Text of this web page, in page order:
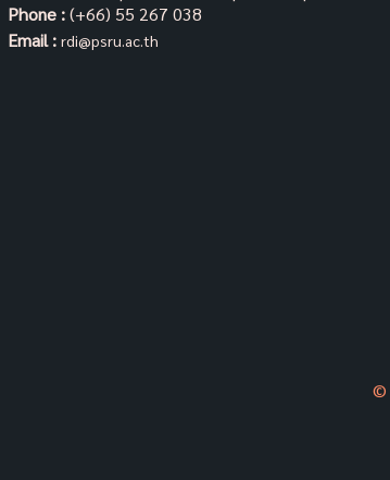
Phone :(+66) 55 267 038
Email : rdi@psru.ac.th
©